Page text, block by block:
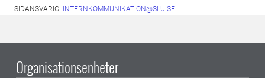
SIDANSVARIG: INTERNKOMMUNIKATION@SLU.SE
Organisationsenheter